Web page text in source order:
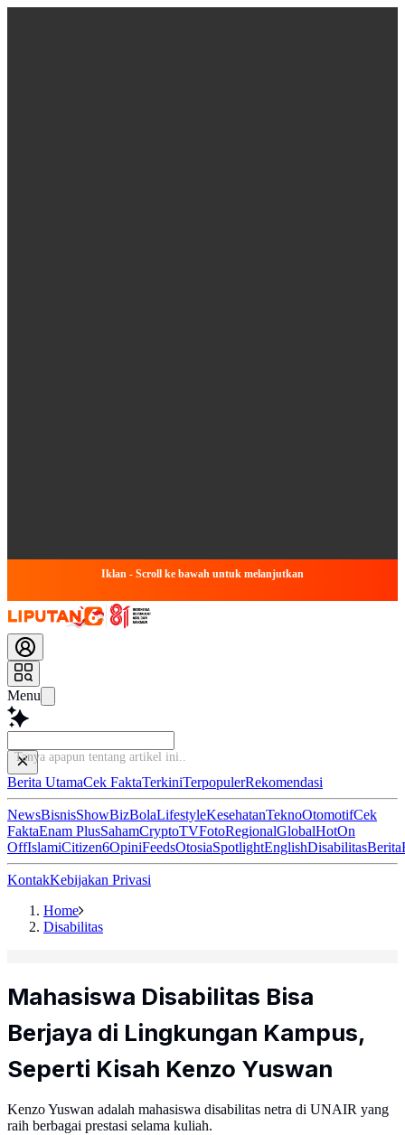
Iklan - Scroll ke bawah untuk melanjutkan
Menu
Tanya apapun tentang artikel ini.
Berita UtamaCek FaktaTerkiniTerpopulerRekomendasi
NewsBisnisShowBizBolaLifestyleKesehatanTeknoOtomotifCek
FaktaEnam PlusSahamCryptoTVFotoRegionalGlobalHotOn
OffIslamiCitizen6OpiniFeedsOtosiaSpotlightEnglishDisabilitasBerita
KontakKebijakan Privasi
Home
Disabilitas
Mahasiswa Disabilitas Bisa
Berjaya di Lingkungan Kampus,
Seperti Kisah Kenzo Yuswan
Kenzo Yuswan adalah mahasiswa disabilitas netra di UNAIR yang
raih berbagai prestasi selama kuliah.